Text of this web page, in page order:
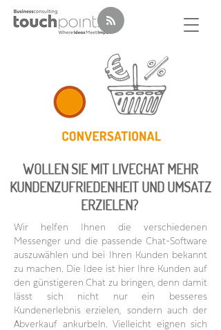
WOLLEN SIE MIT LIVECHAT MEHR
KUNDENZUFRIEDENHEIT UND UMSATZ
ERZIELEN?
Wir helfen Ihnen die verschiedenen
Messenger und die passende Chat-Software
auszuwählen und bei Ihren Kunden bekannt
zu machen. Die Idee ist hier Ihre Kunden auf
den günstigeren Chat zu bringen, denn damit
lässt sich nicht nur ein besseres
Kundenerlebnis erzielen, sondern auch der
Abverkauf ankurbeln. Vielleicht eignen sich